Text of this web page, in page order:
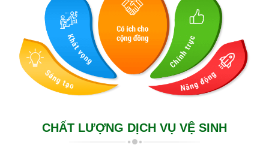
CHẤT LƯỢNG DỊCH VỤ VỆ SINH